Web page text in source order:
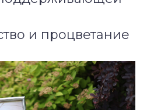
и процветание